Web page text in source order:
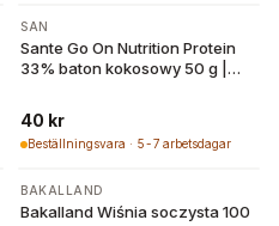
SAN
Sante Go On Nutrition Protein
33% baton kokosowy 50 g |
40 kr
Beställningsvara · 5-7 arbetsdagar
BAKALLAND
Bakalland Wiśnia soczysta 100